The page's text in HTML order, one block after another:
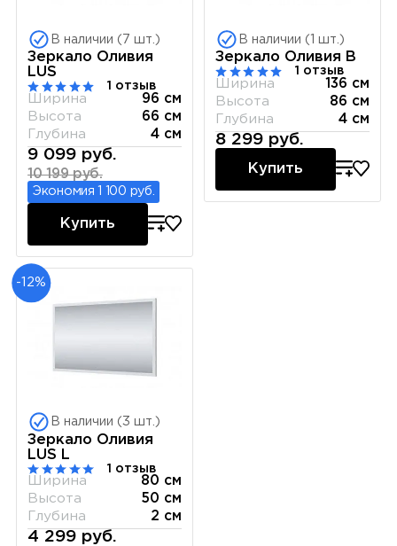
В наличии (7 шт.)
Зеркало Оливия
LUS
1 отзыв
Ширина
96 см
Высота
66 см
Глубина
4 см
9 099 руб.
10 199 руб.
Экономия 1 100 руб.
Купить
В наличии (1 шт.)
Зеркало Оливия B
1 отзыв
Ширина
136 см
Высота
86 см
Глубина
4 см
8 299 руб.
Купить
-12%
В наличии (3 шт.)
Зеркало Оливия
LUS L
1 отзыв
Ширина
80 см
Высота
50 см
Глубина
2 см
4 299 руб.